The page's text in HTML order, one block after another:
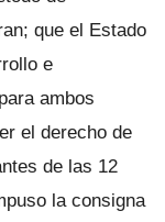
que el Estado
e
ambos
el derecho de
de las 12
la consigna